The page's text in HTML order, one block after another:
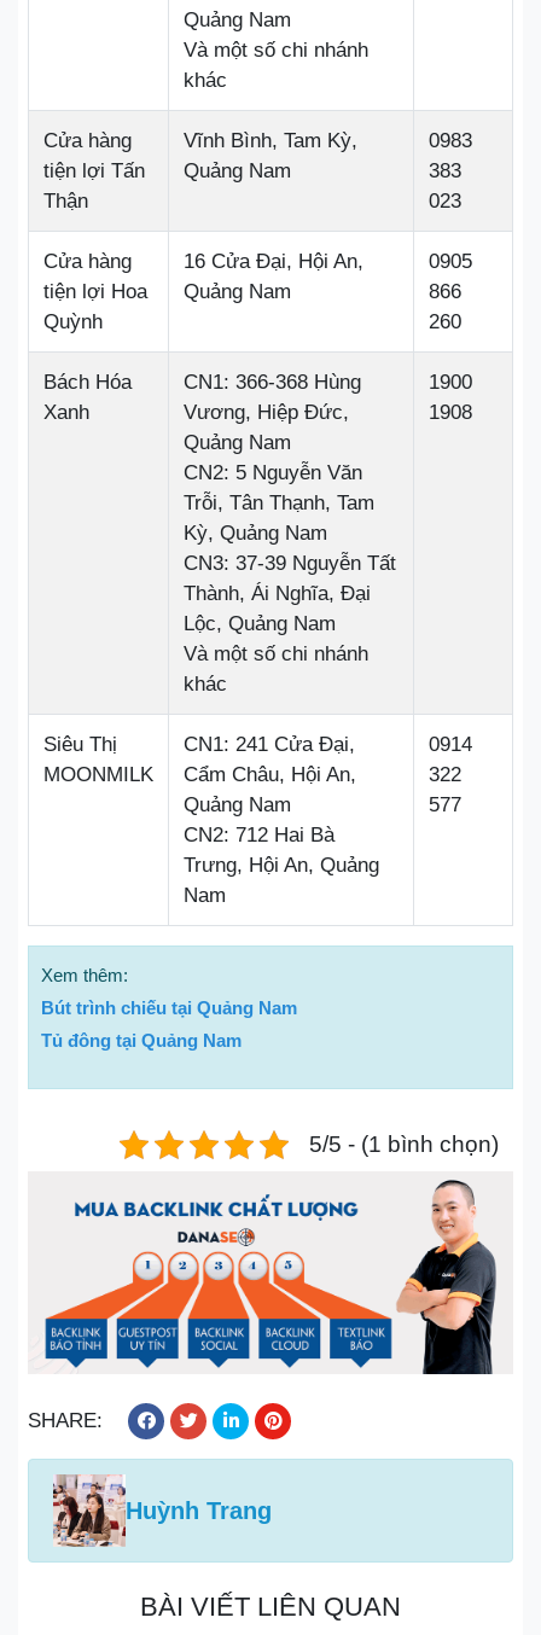
Quảng Nam
Và một số chi nhánh
khác
Cửa hàng
tiện lợi Tấn
Thận
Vĩnh Bình, Tam Kỳ,
Quảng Nam
0983
383
023
Cửa hàng
tiện lợi Hoa
Quỳnh
16 Cửa Đại, Hội An,
Quảng Nam
0905
866
260
Bách Hóa
Xanh
CN1: 366-368 Hùng
Vương, Hiệp Đức,
Quảng Nam
CN2: 5 Nguyễn Văn
Trỗi, Tân Thạnh, Tam
Kỳ, Quảng Nam
CN3: 37-39 Nguyễn Tất
Thành, Ái Nghĩa, Đại
Lộc, Quảng Nam
Và một số chi nhánh
khác
1900
1908
Siêu Thị
MOONMILK
CN1: 241 Cửa Đại,
Cẩm Châu, Hội An,
Quảng Nam
CN2: 712 Hai Bà
Trưng, Hội An, Quảng
Nam
0914
322
577
Xem thêm:
Bút trình chiếu tại Quảng Nam
Tủ đông tại Quảng Nam
5/5 - (1 bình chọn)
SHARE:
Huỳnh Trang
BÀI VIẾT LIÊN QUAN